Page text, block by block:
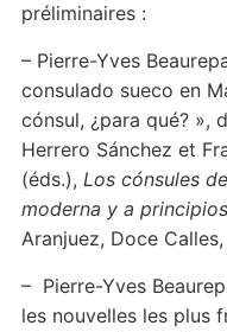
préliminaires :
– Pierre-Yves
consulado sueco en
cónsul, ¿para qué? »,
Herrero Sánchez et
(éds.), Los cónsules
moderna y a
Aranjuez, Doce
– Pierre-Yves
les nouvelles les plus